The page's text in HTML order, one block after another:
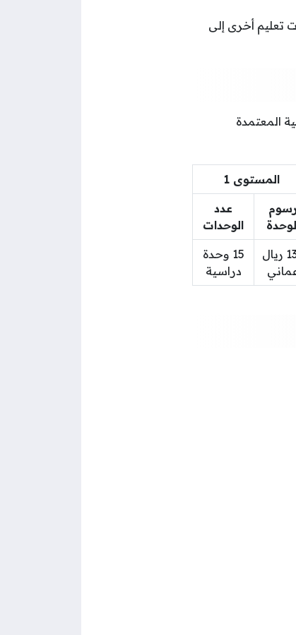
تعليم أخرى إلى
المعتمدة
المستوى 1
عدد
الوحدات
133 ريال
15 وحدة
دراسية